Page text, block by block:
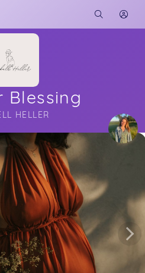
Blessing
HELLER
about me here...